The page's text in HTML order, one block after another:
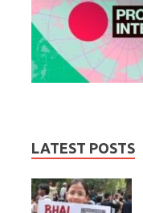
LATEST POSTS